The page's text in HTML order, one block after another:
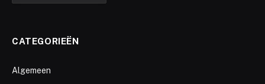
CATEGORIEËN
Algemeen